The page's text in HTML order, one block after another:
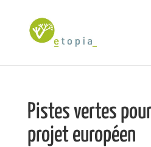
Pistes vertes
projet européen